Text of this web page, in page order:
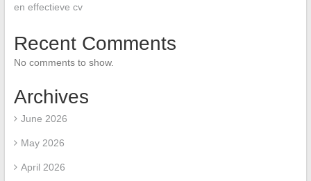
en effectieve cv
Recent Comments
No comments to show.
Archives
June 2026
May 2026
April 2026